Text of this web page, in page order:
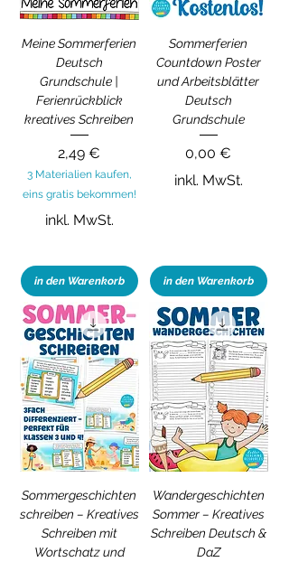
Meine Sommerferien
Deutsch
Grundschule |
Ferienrückblick
kreatives Schreiben
Preis
2,49 €
3 Materialien kaufen,
eins gratis bekommen!
inkl. MwSt.
in den Warenkorb
Sommerferien
Countdown Poster
und Arbeitsblätter
Deutsch
Grundschule
Preis
0,00 €
inkl. MwSt.
in den Warenkorb
Sommergeschichten
schreiben – Kreatives
Schreiben mit
Wortschatz und
Wandergeschichten
Sommer – Kreatives
Schreiben Deutsch &
DaZ